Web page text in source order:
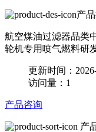
产
航空煤油过滤器品类
轮机专用喷气燃料研
更新时间：
访问量：1
产品咨询
产